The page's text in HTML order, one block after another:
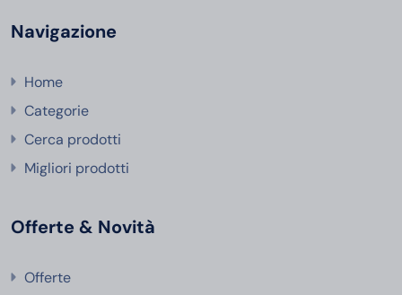
Navigazione
Home
Categorie
Cerca prodotti
Migliori prodotti
Offerte & Novità
Offerte